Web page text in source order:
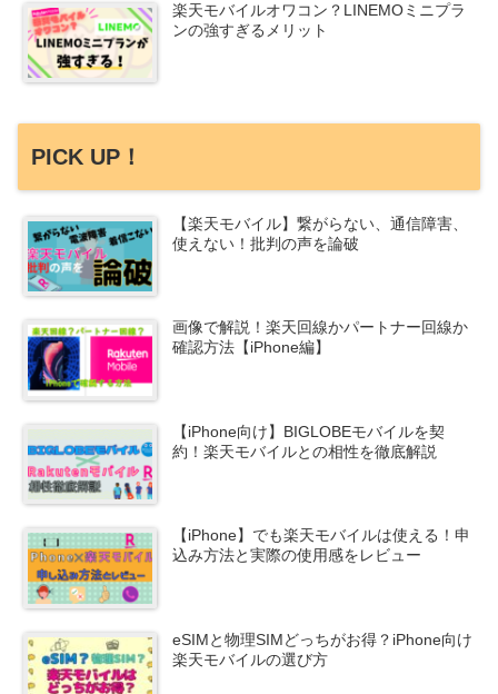
楽天モバイルオワコン？LINEMOミニプラ
ンの強すぎるメリット
PICK UP！
【楽天モバイル】繋がらない、通信障害、
使えない！批判の声を論破
画像で解説！楽天回線かパートナー回線か
確認方法【iPhone編】
【iPhone向け】BIGLOBEモバイルを契
約！楽天モバイルとの相性を徹底解説
【iPhone】でも楽天モバイルは使える！申
込み方法と実際の使用感をレビュー
eSIMと物理SIMどっちがお得？iPhone向け
楽天モバイルの選び方